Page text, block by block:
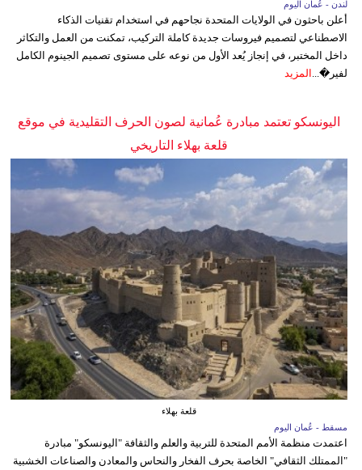
لندن - عُمان اليوم
أعلن باحثون في الولايات المتحدة نجاحهم في استخدام تقنيات الذكاء
الاصطناعي لتصميم فيروسات جديدة كاملة التركيب، تمكنت من العمل والتكاثر
داخل المختبر، في إنجاز يُعد الأول من نوعه على مستوى تصميم الجينوم الكامل
لفير�... المزيد
اليونسكو تعتمد مبادرة عُمانية لصون الحرف التقليدية في موقع
قلعة بهلاء التاريخي
قلعة بهلاء
مسقط - عُمان اليوم
اعتمدت منظمة الأمم المتحدة للتربية والعلم والثقافة "اليونسكو" مبادرة
"الممتلك الثقافي" الخاصة بحرف الفخار والنحاس والمعادن والصناعات الخشبية